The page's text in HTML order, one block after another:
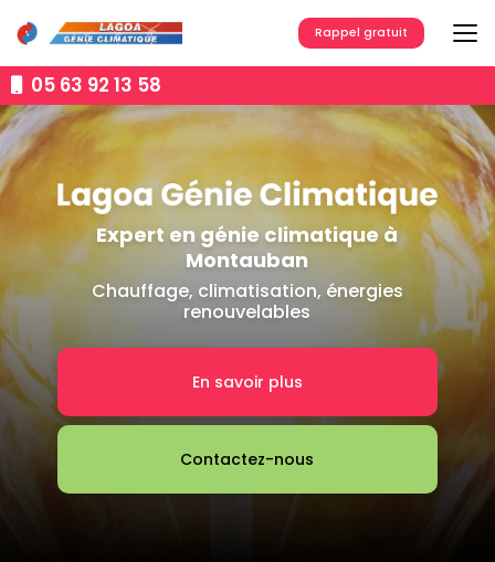
au
contenu
principal05 63 92 13 58
Rappel gratuit
Expert en génie climatique à
Montauban
Chauffage, climatisation, énergies
renouvelables
En savoir plus
Contactez-nous